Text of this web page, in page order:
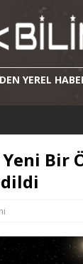
YEREL
Yeni Bir